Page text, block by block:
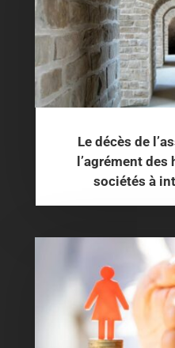
Le décès de
l’agrément
sociétés à